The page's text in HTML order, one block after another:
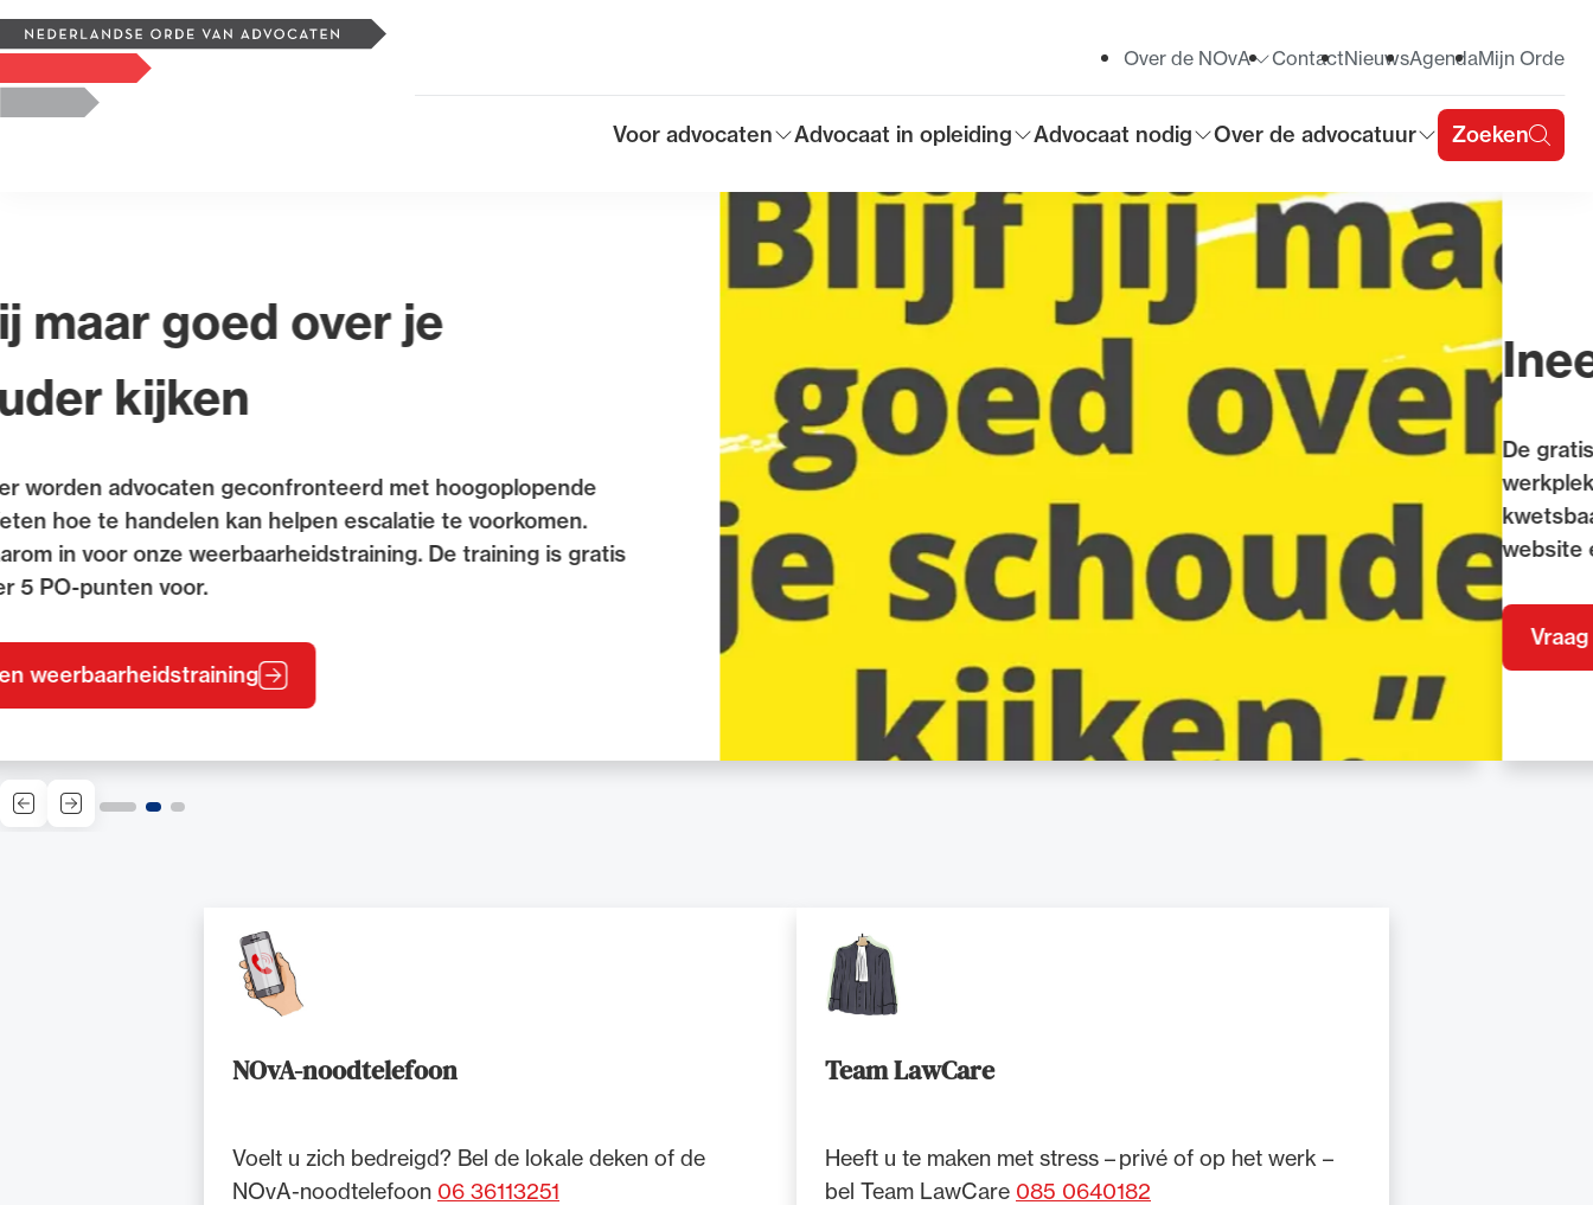
Logo, to the homepage
Hoofdmenu
Toon submenu voor
Voor advocaten
Toon submenu voor
Advocaat in opleiding
Toon submenu voor
Advocaat nodig
Toon submenu voor
Over de advocatuur Zoeken
Toon submenu voor
Over de NOvA ContactNieuwsAgendaMijn Orde
Ineens stond hij aan m’n bureau...
werkplek en woon-werkverkeer in kaart. Daardoor weet u waar de
kwetsbaarheden zitten. Vraag de veiligheidsscan vandaag nog aan via de
website en voorkom ongewenst bezoek.
Vraag de gratis NOvA-veiligheidsscan bij KOP beveiliging
Vorige slide
Volgende slide
Snelle links
NOvA-noodtelefoon
Voelt u zich bedreigd? Bel de lokale deken of de
NOvA-noodtelefoon 06 36113251
Team LawCare
Heeft u te maken met stress – privé of op het werk –
bel Team LawCare 085 0640182
Zoeken
(Voda) en de Regeling op de advocatuur (Roda).
Ondersteuning voor advocaten bij hun
beroepsuitoefening: van de advocatenpas tot het